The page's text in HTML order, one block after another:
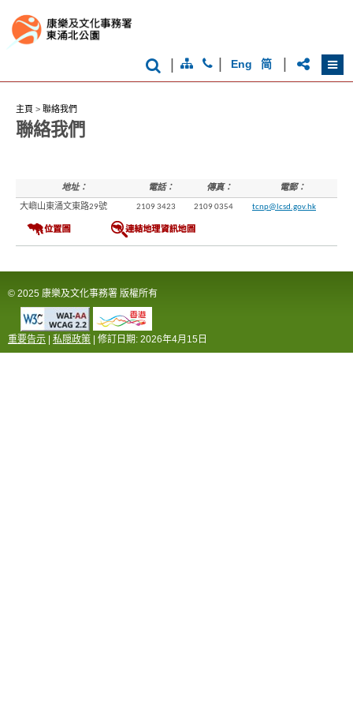
Eng 简
主頁 > 聯絡我們
聯絡我們
地址： 電話： 傳真： 電郵：
大嶼山東涌文東路29號 2109 3423 2109 0354 tcnp@lcsd.gov.hk
© 2025 康樂及文化事務署 版權所有
會
重要告示 | 私隠政策 | 修訂日期: 2026年4月15日